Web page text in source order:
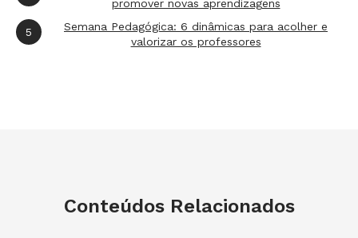
promover novas aprendizagens
5
Semana Pedagógica: 6 dinâmicas para acolher e
valorizar os professores
Conteúdos Relacionados